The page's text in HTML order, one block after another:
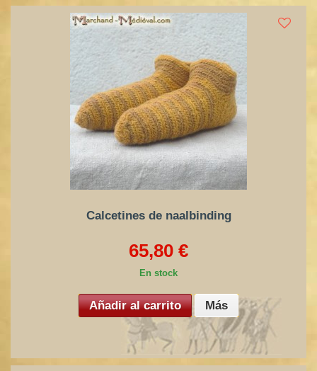
Calcetines de naalbinding
65,80 €
En stock
Añadir al carrito Más